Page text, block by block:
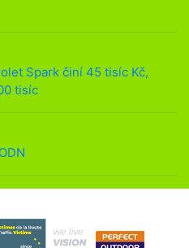
Spark činí 45 tisíc Kč,
tisíc